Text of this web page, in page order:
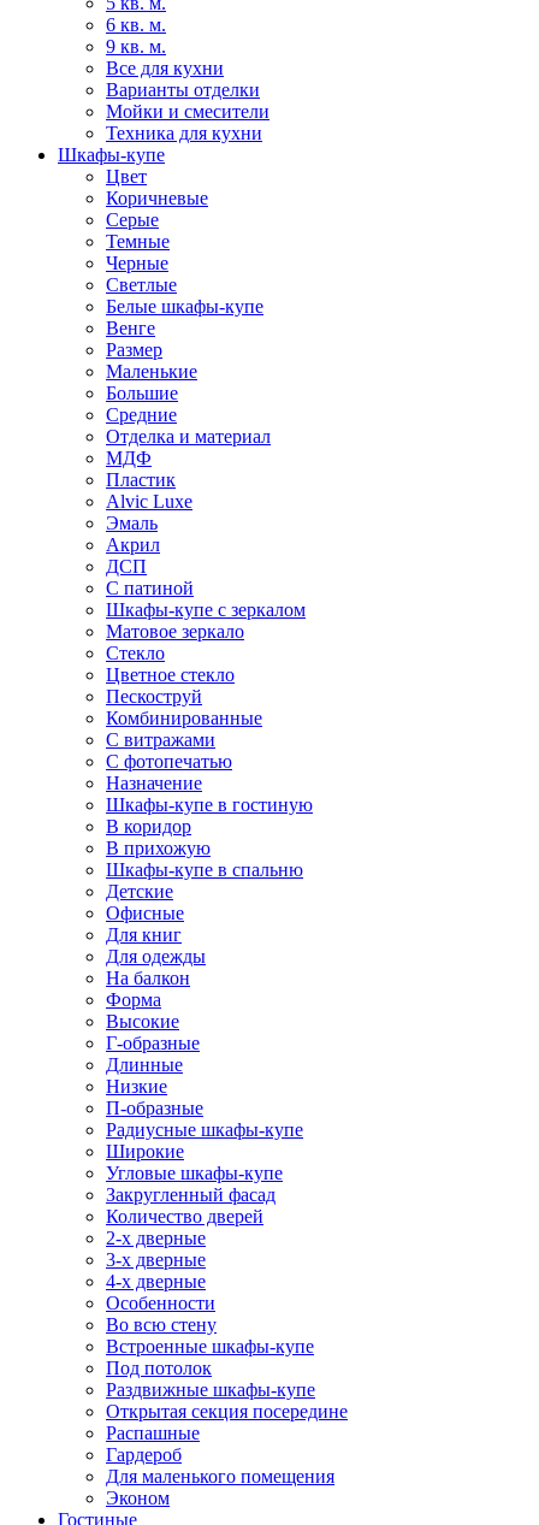
6 кв. м.
9 кв. м.
Все для кухни
Варианты отделки
Мойки и смесители
Техника для кухни
Шкафы-купе
Цвет
Коричневые
Серые
Темные
Черные
Светлые
Белые шкафы-купе
Венге
Размер
Маленькие
Большие
Средние
Отделка и материал
МДФ
Пластик
Alvic Luxe
Эмаль
Акрил
ДСП
С патиной
Шкафы-купе с зеркалом
Матовое зеркало
Стекло
Цветное стекло
Пескоструй
Комбинированные
С витражами
С фотопечатью
Назначение
Шкафы-купе в гостиную
В коридор
В прихожую
Шкафы-купе в спальню
Детские
Офисные
Для книг
Для одежды
На балкон
Форма
Высокие
Г-образные
Длинные
Низкие
П-образные
Радиусные шкафы-купе
Широкие
Угловые шкафы-купе
Закругленный фасад
Количество дверей
2-х дверные
3-х дверные
4-х дверные
Особенности
Во всю стену
Встроенные шкафы-купе
Под потолок
Раздвижные шкафы-купе
Открытая секция посередине
Распашные
Гардероб
Для маленького помещения
Эконом
Гостиные